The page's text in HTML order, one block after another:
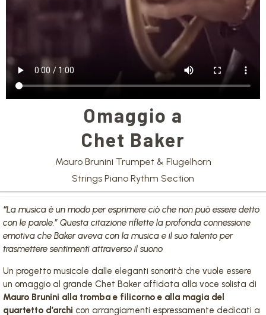
Omaggio a
Chet Baker
Mauro Brunini Trumpet & Flugelhorn
Strings Piano Rythm Section
“La musica è un modo per esprimere ciò che non può essere detto
con le parole.” Questa citazione riflette la profonda connessione
emotiva che Baker aveva con la musica e il suo talento per
trasmettere sentimenti attraverso il suono
Un progetto musicale dalle eleganti sonorità che vuole essere
un omaggio al grande Chet Baker affidata alla voce solista di
Mauro Brunini alla tromba e filicorno e alla magia del
quartetto d’archi con arrangiamenti espressamente dedicati a